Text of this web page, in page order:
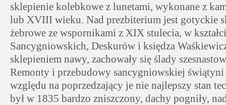
sklepienie kolebkowe z lunetami, wykonane z
lub XVIII wieku. Nad prezbiterium jest gotyckie
żebrowe ze wspornikami z XIX stulecia, w
Sancygniowskich, Deskurów i księdza
sklepieniem nawy, zachowały się ślady
Remonty i przebudowy sancygniowskiej
względu na poprzedzający je nie najlepszy stan
był w 1835 bardzo zniszczony, dachy pogniły,